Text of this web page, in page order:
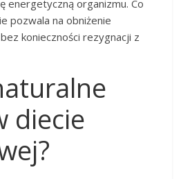
energetyczną organizmu. Co
pozwala na obniżenie
konieczności rezygnacji z
diecie